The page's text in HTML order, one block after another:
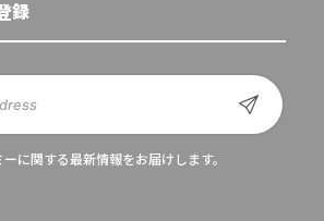
録
に関する最新情報をお届けします。